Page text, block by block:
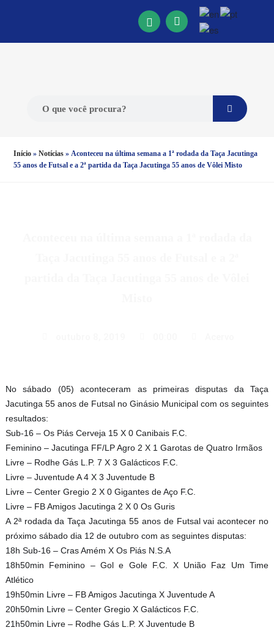
Início »Notícias » Aconteceu na última semana a 1ª rodada da Taça Jacutinga
55 anos de Futsal e a 2ª partida da Taça Jacutinga 55 anos de Vôlei Misto
No sábado (05) aconteceram as primeiras disputas da Taça
Jacutinga 55 anos de Futsal no Ginásio Municipal com os seguintes
resultados:
Sub-16 – Os Piás Cerveja 15 X 0 Canibais F.C.
Feminino – Jacutinga FF/LP Agro 2 X 1 Garotas de Quatro Irmãos
Livre – Rodhe Gás L.P. 7 X 3 Galácticos F.C.
Livre – Juventude A 4 X 3 Juventude B
Livre – Center Gregio 2 X 0 Gigantes de Aço F.C.
Livre – FB Amigos Jacutinga 2 X 0 Os Guris
A 2ª rodada da Taça Jacutinga 55 anos de Futsal vai acontecer no
próximo sábado dia 12 de outubro com as seguintes disputas:
18h Sub-16 – Cras Amém X Os Piás N.S.A
18h50min Feminino – Gol e Gole F.C. X União Faz Um Time
Atlético
19h50min Livre – FB Amigos Jacutinga X Juventude A
20h50min Livre – Center Gregio X Galácticos F.C.
21h50min Livre – Rodhe Gás L.P. X Juventude B